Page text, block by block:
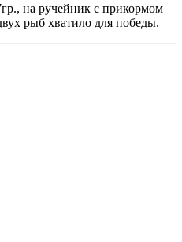
на ручейник с прикормом
рыб хватило для победы.